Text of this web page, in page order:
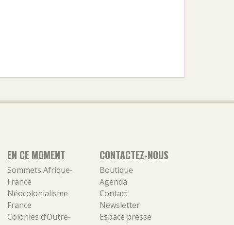
EN CE MOMENT
Sommets Afrique-
France
Néocolonialisme
France
Colonies d’Outre-
CONTACTEZ-NOUS
Boutique
Agenda
Contact
Newsletter
Espace presse